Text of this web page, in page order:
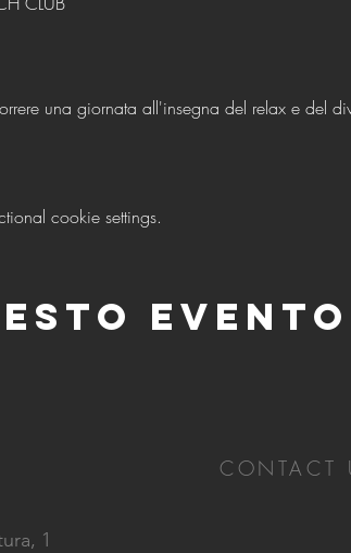
una giornata all'insegna del relax e del
cookie settings.
evento
1
CONTACT